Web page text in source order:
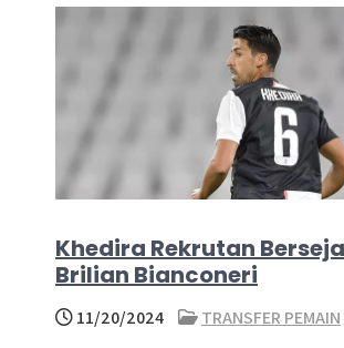
Khedira Rekrutan
Brilian Bianconeri
11/20/2024
TRANSFER PEMAIN